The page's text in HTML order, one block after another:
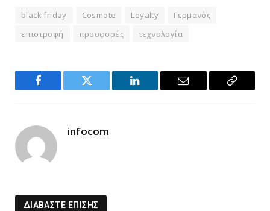
black friday Cosmote Loyalty
Γερμανός
επιστροφή
προσφορές τεχνολογία
Facebook Twitter LinkedIn Email
Copy
infocom
ΔΙΑΒΑΣΤΕ ΕΠΙΣΗΣ